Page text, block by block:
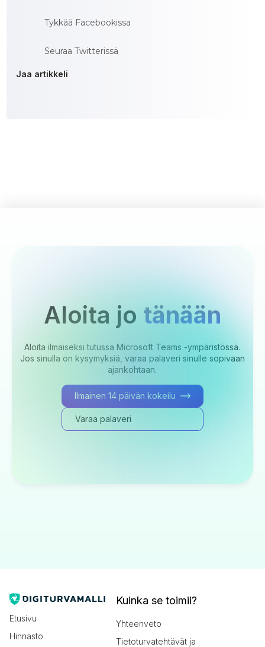
Tykkää Facebookissa
Seuraa Twitterissä
Jaa artikkeli
Aloita jo tänään
Aloita ilmaiseksi tutussa Microsoft Teams -ympäristössä.
Jos sinulla on kysymyksiä, varaa palaveri sinulle sopivaan
ajankohtaan.
Ilmainen 14 päivän kokeilu
Varaa palaveri
Etusivu
Hinnasto
Kuinka se toimii?
Yhteenveto
Tietoturvatehtävät ja